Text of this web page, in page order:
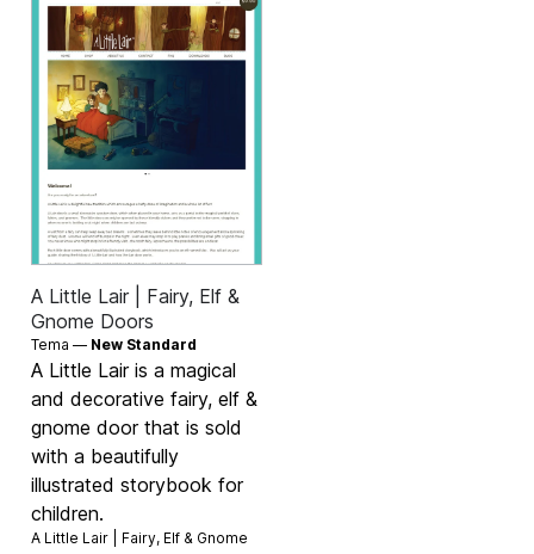
A Little Lair | Fairy, Elf &
Gnome Doors
Tema — New Standard
A Little Lair is a magical
and decorative fairy, elf &
gnome door that is sold
with a beautifully
illustrated storybook for
children.
A Little Lair | Fairy, Elf & Gnome